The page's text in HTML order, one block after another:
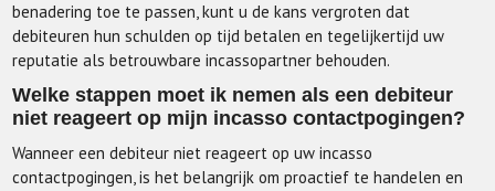
benadering toe te passen, kunt u de kans vergroten dat
debiteuren hun schulden op tijd betalen en tegelijkertijd uw
reputatie als betrouwbare incassopartner behouden.
Welke stappen moet ik nemen als een debiteur
niet reageert op mijn incasso contactpogingen?
Wanneer een debiteur niet reageert op uw incasso
contactpogingen, is het belangrijk om proactief te handelen en